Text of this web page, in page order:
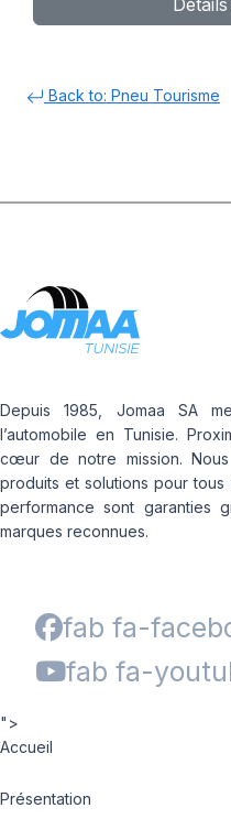
Back to: Pneu Tourisme
Depuis 1985, Jomaa SA
l’automobile en Tunisie.
cœur de notre mission.
produits et solutions pour
performance sont garanties
marques reconnues.
fab fa-
fab fa-
">
Accueil
Présentation